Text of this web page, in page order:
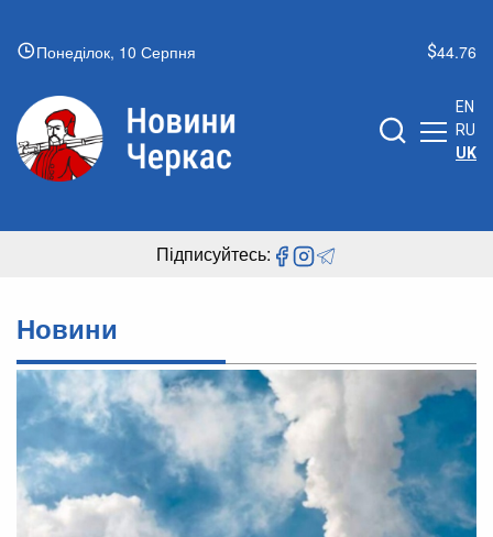
Понеділок, 10 Серпня 44.76
EN
RU
UK
Підписуйтесь:
Новини